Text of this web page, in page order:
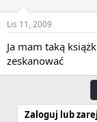
Lis 11, 2009
Ja mam taką
zeskanować
Zaloguj lub